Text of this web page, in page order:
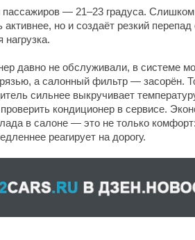
— 21–23 градуса.
активнее, но и создаёт резкий
давно не обслуживали, в системе
а салонный фильтр — засорён.
сильнее выкручивает
кондиционер в сервисе.
в салоне — это не только
реагирует на дорогу.